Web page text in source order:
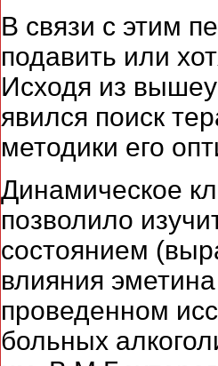
В связи с этим
подавить или
Исходя из
явился поиск
методики его
Динамическое
позволило
состоянием
влияния
проведенном
больных